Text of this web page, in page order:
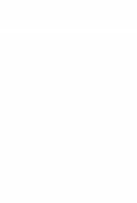
pitchede i løvens hule.